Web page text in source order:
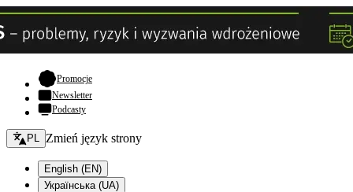
Promocje- otwiera się w nowej karcie
Newsletter
Podcasty
Zmień język - bieżący:
PL Zmień język strony
English (EN)
Українська (UA)